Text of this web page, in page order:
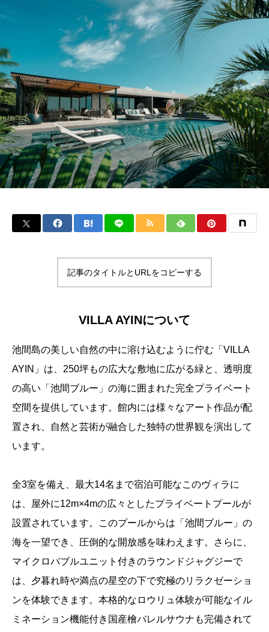
記事のタイトルとURLをコピーする
VILLA AYINについて
池間島の美しい自然の中に溶け込むように佇む「VILLA
AYIN」は、250坪もの広大な敷地に広がる緑と、透明度
の高い「池間ブルー」の海に囲まれた完全プライベート
空間を提供しています。館内には様々なアート作品が配
置され、自然と芸術が融合した独特の世界観を演出して
います。
全3室を備え、最大14名まで宿泊可能なこのヴィラに
は、屋外に12m×4mの広々としたプライベートプールが
設置されています。このプールからは「池間ブルー」の
海を一望でき、圧倒的な開放感を味わえます。さらに、
マイクロバブルユニット付きのラウンドジャグジーで
は、夕暮れ時や満点の星空の下で究極のリラクゼーショ
ンを体験できます。本格的なロウリュ体験が可能なイル
ミネーション機能付き国産檜バレルサウナも完備されて